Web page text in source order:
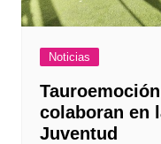
Noticias
colaboran en
Juventud